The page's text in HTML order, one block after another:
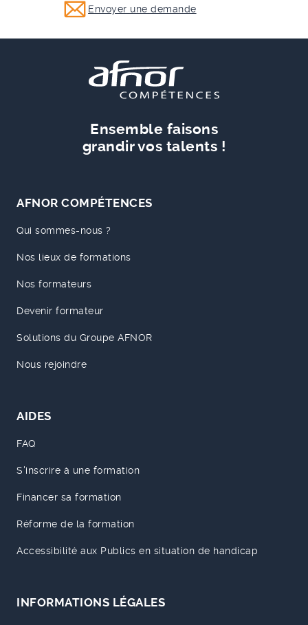
Envoyer une demande
Ensemble faisons
grandir vos talents !
AFNOR COMPÉTENCES
Qui sommes-nous ?
Nos lieux de formations
Nos formateurs
Devenir formateur
Solutions du Groupe AFNOR
Nous rejoindre
AIDES
FAQ
S'inscrire à une formation
Financer sa formation
Réforme de la formation
Accessibilité aux Publics en situation de handicap
INFORMATIONS LÉGALES